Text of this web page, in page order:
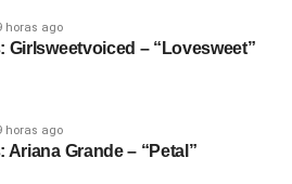
horas ago
Girlsweetvoiced – “Lovesweet”
horas ago
Ariana Grande – “Petal”